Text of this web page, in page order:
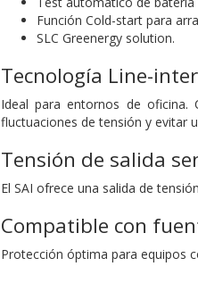
Función Cold-start para
SLC Greenergy solution.
Tecnología Line-
Ideal para entornos de oficina.
fluctuaciones de tensión y evitar
Tensión de salida
El SAI ofrece una salida de
Compatible con
Protección óptima para equipos